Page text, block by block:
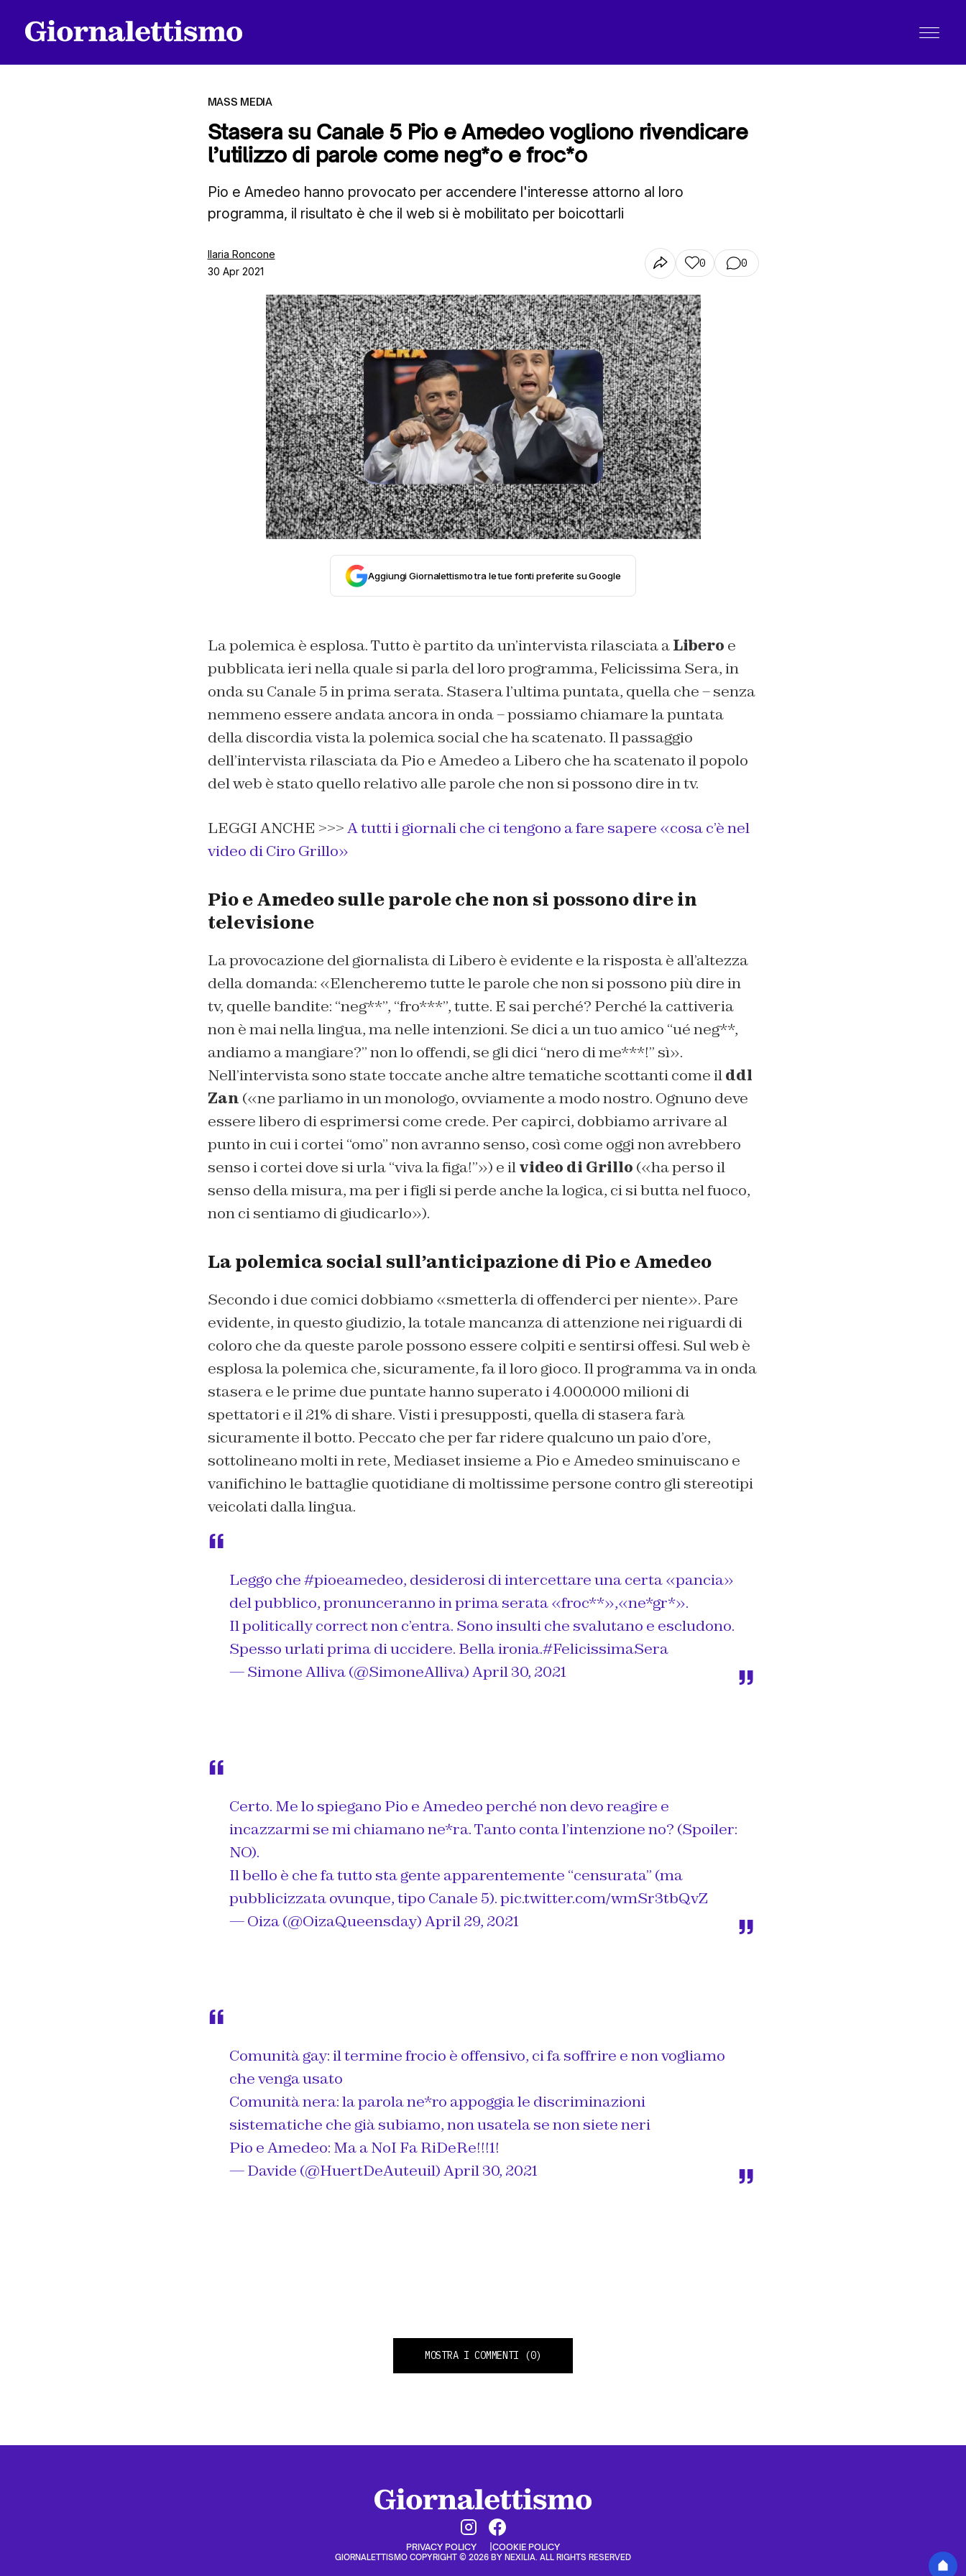
MASS MEDIA
Stasera su Canale 5 Pio e Amedeo vogliono rivendicare
l’utilizzo di parole come neg*o e froc*o
Pio e Amedeo hanno provocato per accendere l'interesse attorno al loro
programma, il risultato è che il web si è mobilitato per boicottarli
Ilaria Roncone
30 Apr 2021
0 0
Aggiungi Giornalettismo tra le tue fonti preferite su Google
La polemica è esplosa. Tutto è partito da un’intervista rilasciata aLibero e
pubblicata ieri nella quale si parla del loro programma, Felicissima Sera, in
onda su Canale 5 in prima serata. Stasera l’ultima puntata, quella che – senza
nemmeno essere andata ancora in onda – possiamo chiamare la puntata
della discordia vista la polemica social che ha scatenato. Il passaggio
dell’intervista rilasciata da Pio e Amedeo a Libero che ha scatenato il popolo
del web è stato quello relativo alle parole che non si possono dire in tv.
LEGGI ANCHE >>>A tutti i giornali che ci tengono a fare sapere «cosa c’è nel
video di Ciro Grillo»
Pio e Amedeo sulle parole che non si possono dire in
televisione
La provocazione del giornalista di Libero è evidente e la risposta è all’altezza
della domanda: «Elencheremo tutte le parole che non si possono più dire in
tv, quelle bandite: “neg**”, “fro***”, tutte. E sai perché? Perché la cattiveria
non è mai nella lingua, ma nelle intenzioni. Se dici a un tuo amico “ué neg**,
andiamo a mangiare?” non lo offendi, se gli dici “nero di me***!” sì».
Nell’intervista sono state toccate anche altre tematiche scottanti come ilddl
Zan («ne parliamo in un monologo, ovviamente a modo nostro. Ognuno deve
essere libero di esprimersi come crede. Per capirci, dobbiamo arrivare al
punto in cui i cortei “omo” non avranno senso, così come oggi non avrebbero
senso i cortei dove si urla “viva la figa!”») e ilvideo di Grillo («ha perso il
senso della misura, ma per i figli si perde anche la logica, ci si butta nel fuoco,
non ci sentiamo di giudicarlo»).
La polemica social sull’anticipazione di Pio e Amedeo
Secondo i due comici dobbiamo «smetterla di offenderci per niente». Pare
evidente, in questo giudizio, la totale mancanza di attenzione nei riguardi di
coloro che da queste parole possono essere colpiti e sentirsi offesi. Sul web è
esplosa la polemica che, sicuramente, fa il loro gioco. Il programma va in onda
stasera e le prime due puntate hanno superato i 4.000.000 milioni di
spettatori e il 21% di share. Visti i presupposti, quella di stasera farà
sicuramente il botto. Peccato che per far ridere qualcuno un paio d’ore,
sottolineano molti in rete, Mediaset insieme a Pio e Amedeo sminuiscano e
vanifichino le battaglie quotidiane di moltissime persone contro gli stereotipi
veicolati dalla lingua.
Leggo che#pioeamedeo, desiderosi di intercettare una certa «pancia»
del pubblico, pronunceranno in prima serata «froc**»,«ne*gr*».
Il politically correct non c’entra. Sono insulti che svalutano e escludono.
Spesso urlati prima di uccidere. Bella ironia.#FelicissimaSera
— Simone Alliva (@SimoneAlliva)April 30, 2021
Certo. Me lo spiegano Pio e Amedeo perché non devo reagire e
incazzarmi se mi chiamano ne*ra. Tanto conta l’intenzione no? (Spoiler:
NO).
Il bello è che fa tutto sta gente apparentemente “censurata” (ma
pubblicizzata ovunque, tipo Canale 5).pic.twitter.com/wmSr3tbQvZ
— Oiza (@OizaQueensday)April 29, 2021
Comunità gay: il termine frocio è offensivo, ci fa soffrire e non vogliamo
che venga usato
Comunità nera: la parola ne*ro appoggia le discriminazioni
sistematiche che già subiamo, non usatela se non siete neri
Pio e Amedeo: Ma a NoI Fa RiDeRe!!!1!
— Davide (@HuertDeAuteuil)April 30, 2021
MOSTRA I COMMENTI (0)
PRIVACY POLICY COOKIE POLICY
GIORNALETTISMO COPYRIGHT © 2026 BY NEXILIA. ALL RIGHTS RESERVED